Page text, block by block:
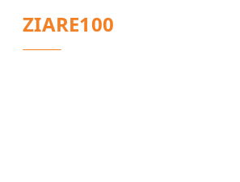
conținut
ZIARE100